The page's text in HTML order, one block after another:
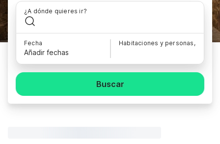
¿A dónde quieres ir?
Fecha
Añadir fechas
Habitaciones y personas,
Buscar